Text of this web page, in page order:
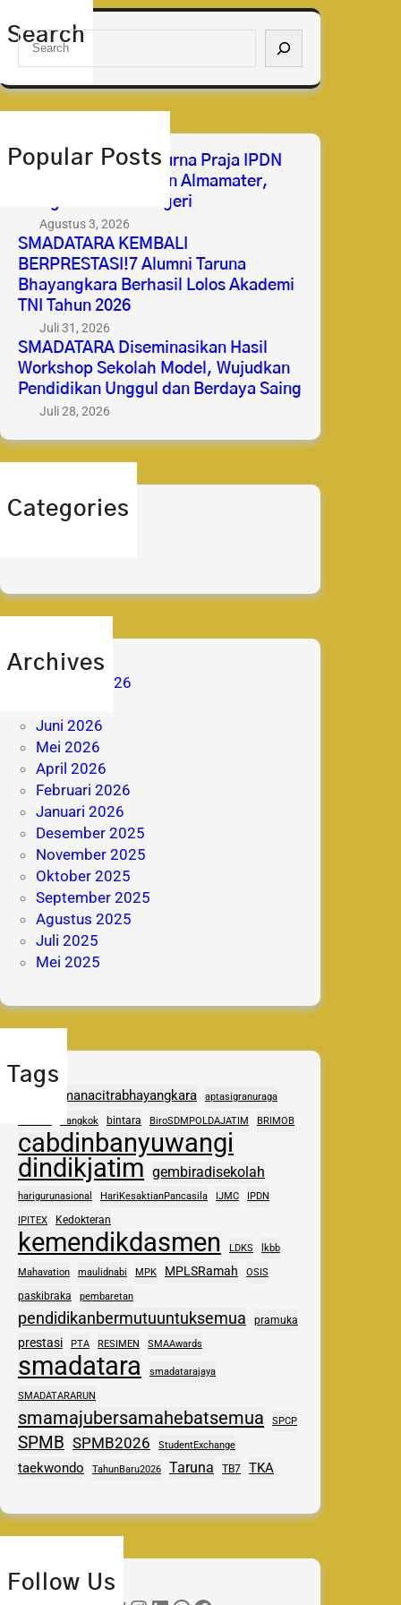
Search
S
a
h
Popular Posts
Selamat & Sukses Purna Praja IPDN
2026 Membanggakan Almamater,
Mengabdi untuk Negeri
Agustus 3, 2026
SMADATARA KEMBALI
BERPRESTASI!7 Alumni Taruna
Bhayangkara Berhasil Lolos Akademi
TNI Tahun 2026
Juli 31, 2026
SMADATARA Diseminasikan Hasil
Workshop Sekolah Model, Wujudkan
Pendidikan Unggul dan Berdaya Saing
Juli 28, 2026
Categories
Archives
Agustus 2026
Juni 2026
Mei 2026
April 2026
Februari 2026
Januari 2026
Desember 2025
November 2025
Oktober 2025
September 2025
Agustus 2025
Juli 2025
Mei 2025
Tags
adhipramanacitrabhayangkara aptasigranuraga
Bangkok bintara BiroSDMPOLDAJATIM BRIMOB
cabdinbanyuwangi
dindikjatim gembiradisekolah
harigurunasional HariKesaktianPancasila IJMC IPDN
IPITEX Kedokteran
kemendikdasmen LDKS lkbb
Mahavation maulidnabi MPK MPLSRamah OSIS
paskibraka pembaretan
pendidikanbermutuuntuksemua pramuka
prestasi PTA RESIMEN SMAAwards
smadatara smadatarajaya
SMADATARARUN
smamajubersamahebatsemua SPCP
SPMB SPMB2026 StudentExchange
taekwondo TahunBaru2026 Taruna TB7 TKA
Follow Us